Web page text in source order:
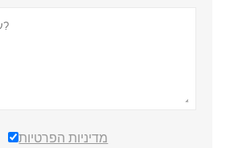
מדיניות הפרטיות